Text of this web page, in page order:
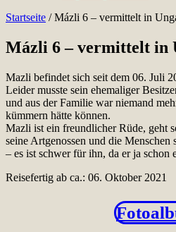
Startseite /Mázli 6 – vermittelt in
Mázli 6 – vermittelt in
Mazli befindet sich seit dem 06. Juli
Leider musste sein ehemaliger
und aus der Familie war niemand
kümmern hätte können.
Mazli ist ein freundlicher Rüde, geht
seine Artgenossen und die Menschen
– es ist schwer für ihn, da er ja schon
Reisefertig ab ca.: 06. Oktober 2021